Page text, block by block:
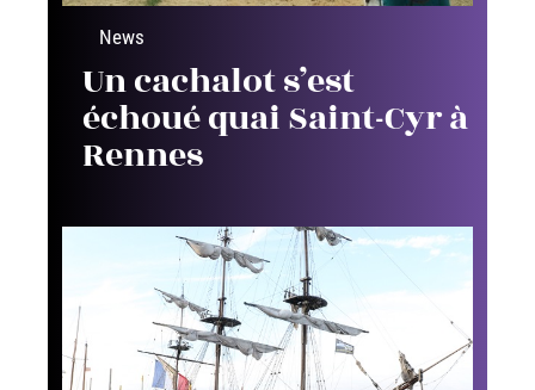
News
Un cachalot s’est
échoué quai Saint-Cyr à
Rennes